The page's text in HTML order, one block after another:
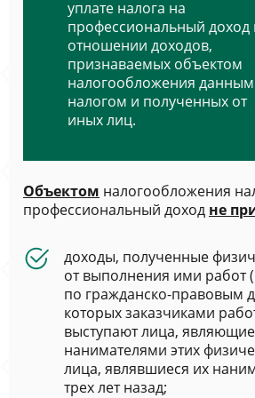
уплате налога на
профессиональный доход
отношении доходов,
признаваемых объектом
налогообложения данным
налогом и полученных от
иных лиц.
Объектом налогообложения
профессиональный доход не
доходы, полученные
от выполнения ими работ
по гражданско-правовым
которых заказчиками
выступают лица,
нанимателями этих
лица, являвшиеся их
трех лет назад;